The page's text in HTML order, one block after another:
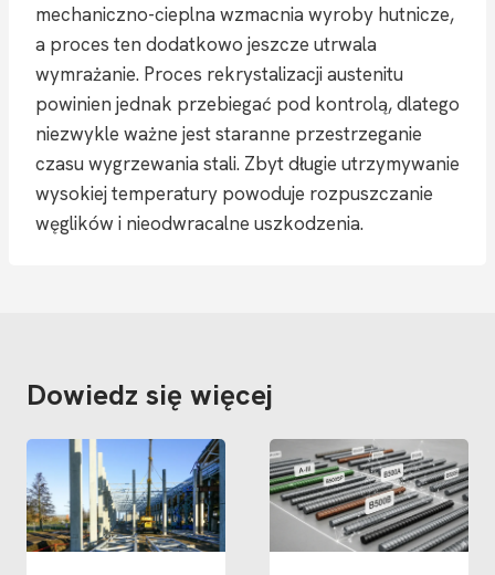
mechaniczno-cieplna wzmacnia wyroby hutnicze,
a proces ten dodatkowo jeszcze utrwala
wymrażanie. Proces rekrystalizacji austenitu
powinien jednak przebiegać pod kontrolą, dlatego
niezwykle ważne jest staranne przestrzeganie
czasu wygrzewania stali. Zbyt długie utrzymywanie
wysokiej temperatury powoduje rozpuszczanie
węglików i nieodwracalne uszkodzenia.
Dowiedz się więcej